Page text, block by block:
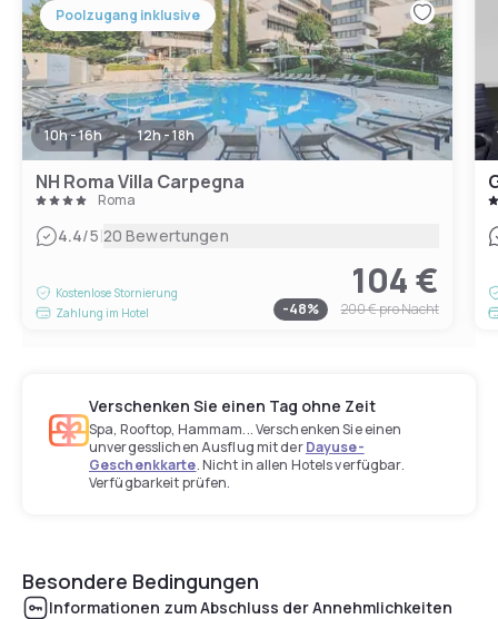
Poolzugang inklusive
10h - 16h 12h - 18h
NH Roma Villa Carpegna
Roma
4.4/5|20 Bewertungen
Kostenlose Stornierung
Zahlung im Hotel
104 €
-48% 200 €pro Nacht
Verschenken Sie einen Tag ohne Zeit
Spa, Rooftop, Hammam... Verschenken Sie einen
unvergesslichen Ausflug mit derDayuse-
Geschenkkarte. Nicht in allen Hotels verfügbar.
Verfügbarkeit prüfen.
Besondere Bedingungen
Informationen zum Abschluss der Annehmlichkeiten